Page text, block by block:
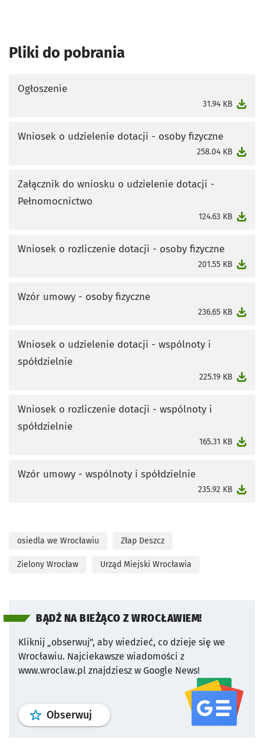
Pliki do pobrania
Ogłoszenie
31.94 KB
Wniosek o udzielenie dotacji - osoby fizyczne
258.04 KB
Załącznik do wniosku o udzielenie dotacji -
Pełnomocnictwo
124.63 KB
otworzy się w nowej karcie
Wniosek o rozliczenie dotacji - osoby fizyczne
201.55 KB
Wzór umowy - osoby fizyczne
236.65 KB
Wniosek o udzielenie dotacji - wspólnoty i
spółdzielnie
225.19 KB
otworzy się w nowej karcie
Wniosek o rozliczenie dotacji - wspólnoty i
spółdzielnie
165.31 KB
otworzy się w nowej karcie
Wzór umowy - wspólnoty i spółdzielnie
235.92 KB
osiedla we Wrocławiu Złap Deszcz
Zielony Wrocław Urząd Miejski Wrocławia
BĄDŹ NA BIEŻĄCO Z WROCŁAWIEM!
Kliknij „obserwuj”, aby wiedzieć, co dzieje się we
Wrocławiu. Najciekawsze wiadomości z
www.wroclaw.pl znajdziesz w Google News!
Obserwuj profil serwisu